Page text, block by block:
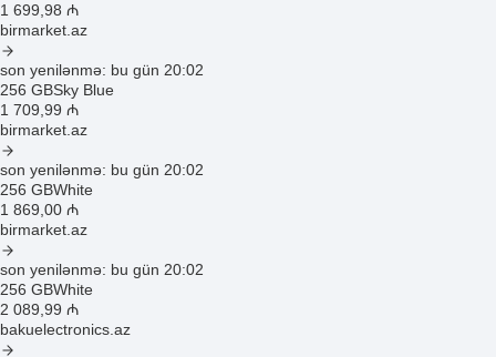
1 699 ,98 ₼
birmarket.az
son yenilənmə: bu gün 20:02
256 GBSky Blue
1 709 ,99 ₼
birmarket.az
son yenilənmə: bu gün 20:02
256 GBWhite
1 869 ,00 ₼
birmarket.az
son yenilənmə: bu gün 20:02
256 GBWhite
2 089 ,99 ₼
bakuelectronics.az